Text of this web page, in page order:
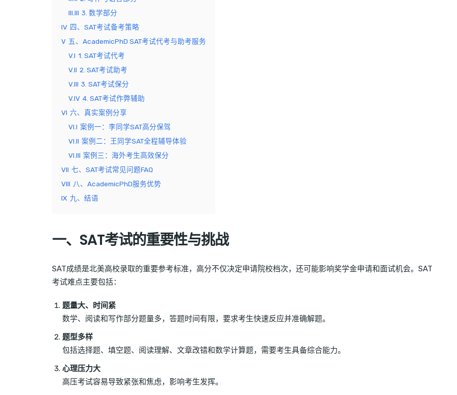
III.III 3. 数学部分
IV 四、SAT考试备考策略
V 五、AcademicPhD SAT考试代考与助考服务
V.I 1. SAT考试代考
V.II 2. SAT考试助考
V.III 3. SAT考试保分
V.IV 4. SAT考试作弊辅助
VI 六、真实案例分享
VI.I 案例一：李同学SAT高分保驾
VI.II 案例二：王同学SAT全程辅导体验
VI.III 案例三：海外考生高效保分
VII 七、SAT考试常见问题FAQ
VIII 八、AcademicPhD服务优势
IX 九、结语
一、SAT考试的重要性与挑战
SAT成绩是北美高校录取的重要参考标准，高分不仅决定申请院校档次，还可能影响奖学金申请和面试机会。SAT
考试难点主要包括：
题量大、时间紧
数学、阅读和写作部分题量多，答题时间有限，要求考生快速反应并准确解题。
题型多样
包括选择题、填空题、阅读理解、文章改错和数学计算题，需要考生具备综合能力。
心理压力大
高压考试容易导致紧张和焦虑，影响考生发挥。